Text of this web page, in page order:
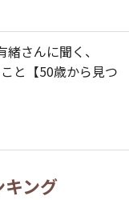
さんに聞く、
と【50歳から見つ
ング